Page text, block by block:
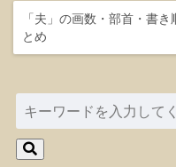
「夫」の画数・部首・書
とめ